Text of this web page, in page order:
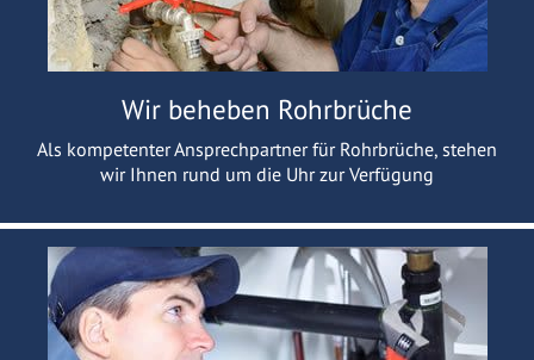
Wir beheben Rohrbrüche
Als kompetenter Ansprechpartner für Rohrbrüche, stehen
wir Ihnen rund um die Uhr zur Verfügung